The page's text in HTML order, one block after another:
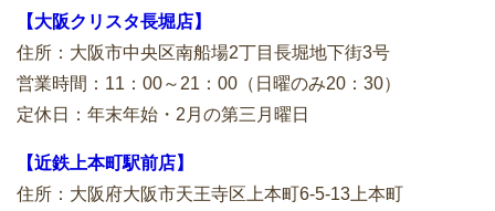
【大阪クリスタ長堀店】
住所：大阪市中央区南船場2丁目長堀地下街3号
営業時間：11：00～21：00（日曜のみ20：30）
定休日：年末年始・2月の第三月曜日
【近鉄上本町駅前店】
住所：大阪府大阪市天王寺区上本町6-5-13上本町